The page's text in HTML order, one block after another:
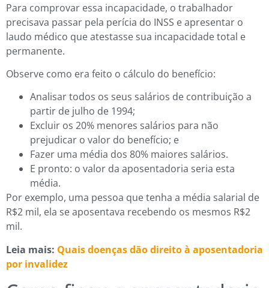
Para comprovar essa incapacidade, o trabalhador
precisava passar pela perícia do INSS e apresentar o
laudo médico que atestasse sua incapacidade total e
permanente.
Observe como era feito o cálculo do benefício:
Analisar todos os seus salários de contribuição a
partir de julho de 1994;
Excluir os 20% menores salários para não
prejudicar o valor do benefício; e
Fazer uma média dos 80% maiores salários.
E pronto: o valor da aposentadoria seria esta
média.
Por exemplo, uma pessoa que tenha a média salarial de
R$2 mil, ela se aposentava recebendo os mesmos R$2
mil.
Leia mais: Quais doenças dão direito à aposentadoria
por invalidez